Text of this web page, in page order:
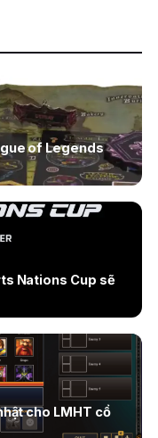
of Legends
Nations Cup sẽ
cho LMHT cổ